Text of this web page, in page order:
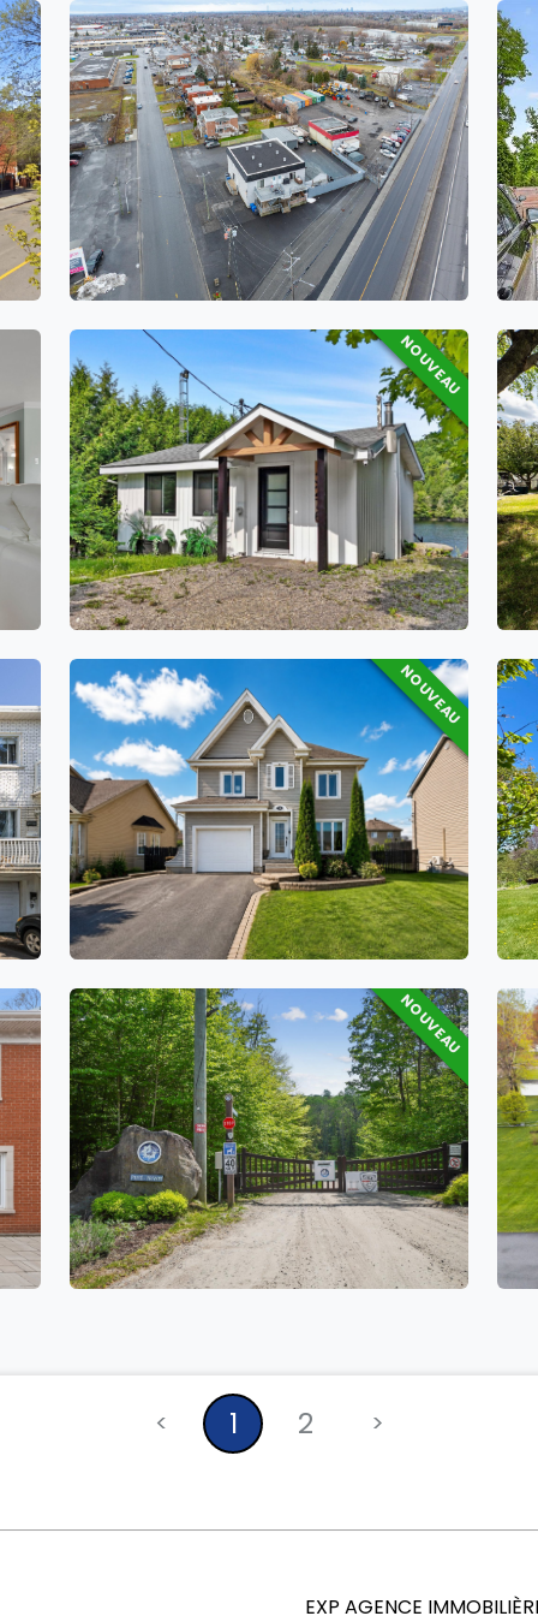
3040 Rue Harvey
1 1
NOUVEAU
3276 12e Rue
2 1
NOUVEAU
34 Rue des Érables
5 3
NOUVEAU
23 Ch. du Trappeur
0 0
< 1 2 >
EXP AGENCE